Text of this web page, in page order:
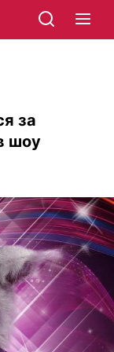
за
шоу